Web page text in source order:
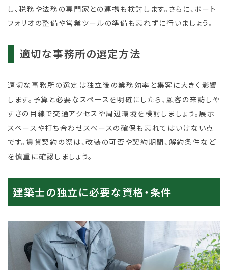
し、税務や法務の専門家との連携も検討します。さらに、ポート
フォリオの整備や営業ツールの準備も忘れずに行いましょう。
適切な事務所の選定方法
適切な事務所の選定は独立後の業務効率と集客に大きく影響
します。予算と必要なスペースを明確にしたら、顧客の来訪しや
すさの目線で交通アクセスや周辺環境を検討しましょう。展示
スペースや打ち合わせスペースの確保も忘れてはいけない点
です。賃貸契約の際は、改装の可否や契約期間、解約条件など
を慎重に確認しましょう。
建築士の独立に必要な資格・条件